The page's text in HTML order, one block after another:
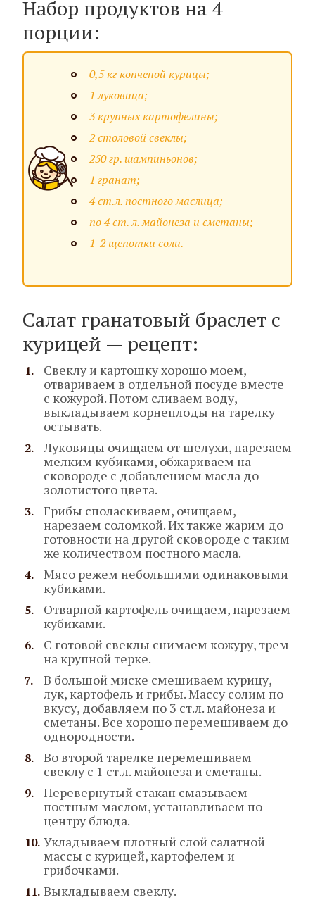
Набор продуктов на 4
порции:
0,5 кг копченой курицы;
1 луковица;
3 крупных картофелины;
2 столовой свеклы;
250 гр. шампиньонов;
1 гранат;
4 ст.л. постного маслица;
по 4 ст. л. майонеза и сметаны;
1-2 щепотки соли.
Салат гранатовый браслет с
курицей — рецепт:
Свеклу и картошку хорошо моем,
отвариваем в отдельной посуде вместе
с кожурой. Потом сливаем воду,
выкладываем корнеплоды на тарелку
остывать.
Луковицы очищаем от шелухи, нарезаем
мелким кубиками, обжариваем на
сковороде с добавлением масла до
золотистого цвета.
Грибы споласкиваем, очищаем,
нарезаем соломкой. Их также жарим до
готовности на другой сковороде с таким
же количеством постного масла.
Мясо режем небольшими одинаковыми
кубиками.
Отварной картофель очищаем, нарезаем
кубиками.
С готовой свеклы снимаем кожуру, трем
на крупной терке.
В большой миске смешиваем курицу,
лук, картофель и грибы. Массу солим по
вкусу, добавляем по 3 ст.л. майонеза и
сметаны. Все хорошо перемешиваем до
однородности.
Во второй тарелке перемешиваем
свеклу с 1 ст.л. майонеза и сметаны.
Перевернутый стакан смазываем
постным маслом, устанавливаем по
центру блюда.
Укладываем плотный слой салатной
массы с курицей, картофелем и
грибочками.
Выкладываем свеклу.